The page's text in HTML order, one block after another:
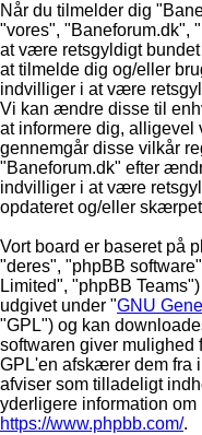
Når du tilmelder dig
"vores", "Baneforum.dk",
at være retsgyldigt
at tilmelde dig og/eller
indvilliger i at være
Vi kan ændre disse til
at informere dig,
gennemgår disse vilkår
"Baneforum.dk" efter
indvilliger i at være
opdateret og/eller
Vort board er baseret på
"deres", "phpBB
Limited", "phpBB
udgivet under "GNU
"GPL") og kan
softwaren giver mulighed
GPL'en afskærer dem fra
afviser som tilladeligt
yderligere information
https://www.phpbb.com/.